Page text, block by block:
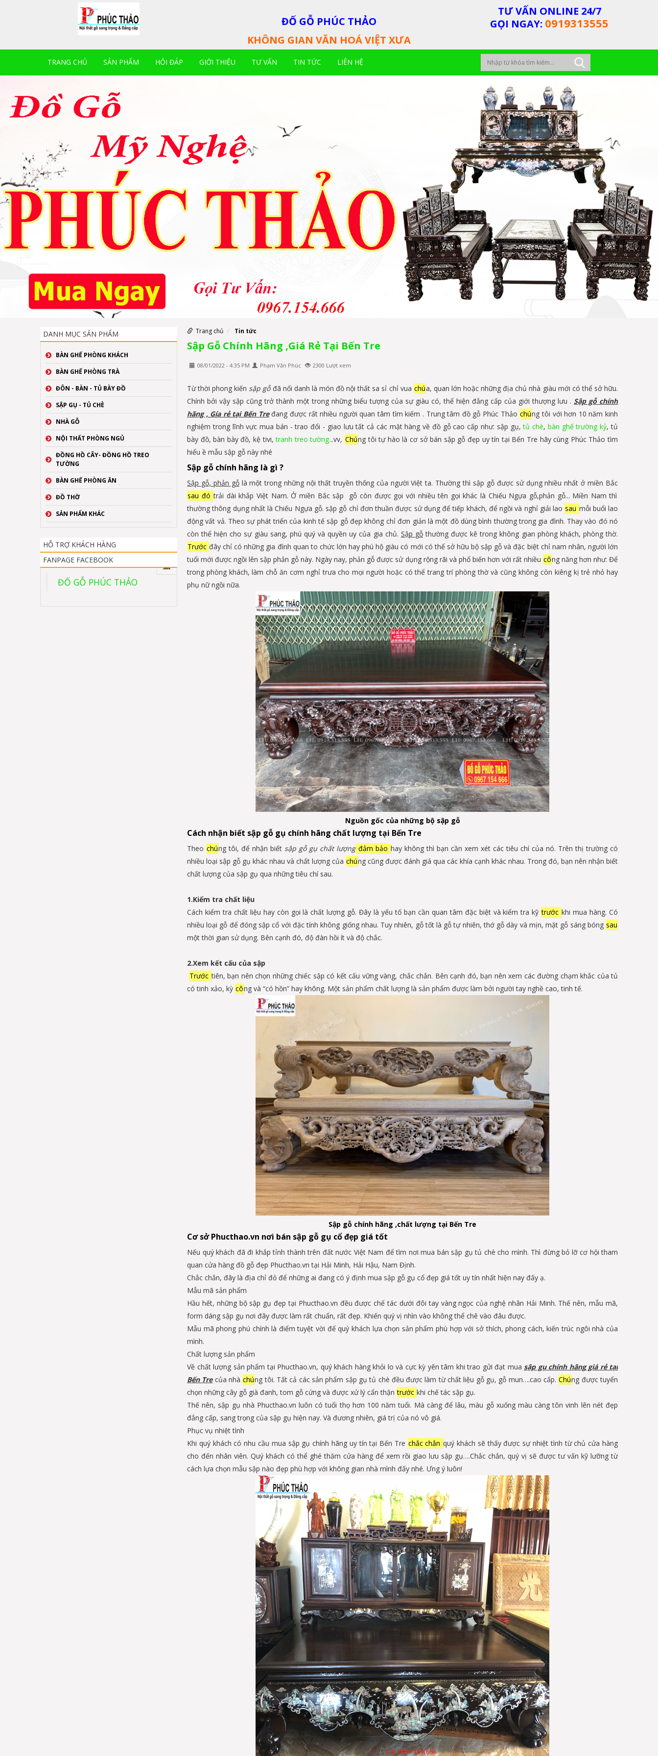
ĐỐ GỖ PHÚC THẢO
KHÔNG GIAN VĂN HOÁ VIỆT XƯA
TƯ VẤN ONLINE 24/7
GỌI NGAY: 0919313555
TRANG CHỦ SẢN PHẨM HỎI ĐÁP GIỚI THIỆU TƯ VẤN TIN TỨC LIÊN HỆ
DANH MỤC SẢN PHẨM
BÀN GHẾ PHÒNG KHÁCH
BÀN GHẾ PHÒNG TRÀ
ĐÔN - BÀN - TỦ BÀY ĐỒ
SẬP GỤ - TỦ CHÈ
NHÀ GỖ
NỘI THẤT PHÒNG NGỦ
ĐỒNG HỒ CÂY- ĐỒNG HỒ TREO
TƯỜNG
BÀN GHẾ PHÒNG ĂN
ĐỒ THỜ
SẢN PHẨM KHÁC
HỖ TRỢ KHÁCH HÀNG
FANPAGE FACEBOOK
ĐỐ GỖ PHÚC THẢO
Trang chủ Tin tức
Sập Gỗ Chính Hãng ,Giá Rẻ Tại Bến Tre
08/01/2022 - 4:35 PM Phạm Văn Phúc 2300 Lượt xem
Từ thời phong kiến sập gỗđã nổi danh là món đồ nội thất sa sỉ chỉ vua chúa, quan lớn hoặc những địa chủ nhà giàu mới có thể sở hữu.
Chính bởi vậy sập cũng trở thành một trong những biểu tượng của sự giàu có, thể hiện đẳng cấp của giới thượng lưu . Sập gỗ chính
hãng , Gía rẻ tại Bến Tređang được rất nhiều người quan tâm tìm kiếm . Trung tâm đồ gỗ Phúc Thảo chúng tôi với hơn 10 năm kinh
nghiệm trong lĩnh vực mua bán - trao đổi - giao lưu tất cả các mặt hàng về đồ gỗ cao cấp như: sập gụ,tủ chè, bàn ghế trường kỷ, tủ
bày đồ, bàn bày đồ, kệ tivi,tranh treo tường...vv, Chúng tôi tự hào là cơ sở bán sập gỗ đẹp uy tín tại Bến Tre hãy cùng Phúc Thảo tìm
hiểu ề mẫu sập gỗ này nhé
Sập gỗ chính hãng là gì ?
Sập gỗ, phản gỗlà một trong những nội thất truyền thống của người Việt ta. Thường thì sập gỗ được sử dụng nhiều nhất ở miền Bắc
sau đótrải dài khắp Việt Nam. Ở miền Bắc sập gỗ còn được gọi với nhiều tên gọi khác là Chiếu Ngựa gỗ,phản gỗ... Miền Nam thì
thường thông dụng nhất là Chiếu Ngựa gỗ. sập gỗ chỉ đơn thuần được sử dụng để tiếp khách, để ngồi và nghỉ giải lao sau mỗi buổi lao
động vất vả. Theo sự phát triển của kinh tế sập gỗ đẹp không chỉ đơn giản là một đồ dùng bình thường trong gia đình. Thay vào đó nó
còn thể hiện cho sự giàu sang, phú quý và quyền uy của gia chủ. Sập gỗthường được kê trong không gian phòng khách, phòng thờ.
Trước đây chỉ có những gia đình quan to chức lớn hay phú hộ giàu có mới có thể sở hữu bộ sập gỗ và đặc biệt chỉ nam nhân, người lớn
tuổi mới được ngồi lên sập phản gỗ này. Ngày nay, phản gỗ được sử dụng rộng rãi và phổ biến hơn với rất nhiều công năng hơn như: Để
trong phòng khách, làm chỗ ăn cơm nghỉ trưa cho mọi người hoặc có thể trang trí phòng thờ và cũng không còn kiêng kị trẻ nhỏ hay
phụ nữ ngồi nữa.
Nguồn gốc của những bộ sập gỗ
Cách nhận biết sập gỗ gụ chính hãng chất lượng tại Bến Tre
Theo chúng tôi, để nhận biết sập gỗ gụ chất lượng đảm bảo hay không thì bạn cần xem xét các tiêu chí của nó. Trên thị trường có
nhiều loại sập gỗ gụ khác nhau và chất lượng của chúng cũng được đánh giá qua các khía cạnh khác nhau. Trong đó, bạn nên nhận biết
chất lượng của sập gụ qua những tiêu chí sau.
1.Kiểm tra chất liệu
Cách kiểm tra chất liệu hay còn gọi là chất lượng gỗ. Đây là yếu tố bạn cần quan tâm đặc biệt và kiểm tra kỹtrước khi mua hàng. Có
nhiều loại gỗ để đóng sập cổ với đặc tính không giống nhau. Tuy nhiên, gỗ tốt là gỗ tự nhiên, thớ gỗ dày và mịn, mặt gỗ sáng bóng sau
một thời gian sử dụng. Bên cạnh đó, độ đàn hồi ít và độ chắc.
2.Xem kết cấu của sập
Trước tiên, bạn nên chọn những chiếc sập có kết cấu vững vàng, chắc chắn. Bên cạnh đó, bạn nên xem các đường chạm khắc của tủ
có tinh xảo, kỳ công và “có hồn” hay không. Một sản phẩm chất lượng là sản phẩm được làm bởi người tay nghề cao, tinh tế.
Sập gỗ chính hãng ,chất lượng tại Bến Tre
Cơ sở Phucthao.vn nơi bán sập gỗ gụ cổ đẹp giá tốt
Nếu quý khách đã đi khắp tỉnh thành trên đất nước Việt Nam để tìm nơi mua bán sập gụ tủ chè cho mình. Thì đừng bỏ lỡ cơ hội tham
quan cửa hàng đồ gỗ đẹp Phucthao.vn tại Hải Minh, Hải Hậu, Nam Định.
Chắc chắn, đây là địa chỉ đỏ để những ai đang có ý định mua sập gỗ gụ cổ đẹp giá tốt uy tín nhất hiện nay đấy ạ.
Mẫu mã sản phẩm
Hầu hết, những bộ sập gụ đẹp tại Phucthao.vn đều được chế tác dưới đôi tay vàng ngọc của nghệ nhân Hải Minh. Thế nên, mẫu mã,
form dáng sập gụ nơi đây được làm rất chuẩn, rất đẹp. Khiến quý vị nhìn vào không thể chê vào đâu được.
Mẫu mã phong phú chính là điểm tuyệt vời để quý khách lựa chọn sản phẩm phù hợp với sở thích, phong cách, kiến trúc ngôi nhà của
mình.
Chất lượng sản phẩm
Về chất lượng sản phẩm tại Phucthao.vn, quý khách hàng khỏi lo và cực kỳ yên tâm khi trao gửi đạt mua sập gụ chính hãng giá rẻ tại
Bến Trecủa nhà chúng tôi. Tất cả các sản phẩm sập gụ tủ chè đều được làm từ chất liệu gỗ gụ, gỗ mun….cao cấp. Chúng được tuyển
chọn những cây gỗ già đanh, tom gỗ cứng và được xử lý cẩn thận trước khi chế tác sập gụ.
Thế nên, sập gụ nhà Phucthao.vn luôn có tuổi thọ hơn 100 năm tuổi. Mà càng để lâu, màu gỗ xuống màu càng tôn vinh lên nét đẹp
đẳng cấp, sang trọng của sập gụ hiện nay. Và đương nhiên, giá trị của nó vô giá.
Phục vụ nhiệt tình
Khi quý khách có nhu cầu mua sập gụ chính hãng uy tín tại Bến Tre chắc chắn quý khách sẽ thấy được sự nhiệt tình từ chủ cửa hàng
cho đến nhân viên. Quý khách có thể ghé thăm cửa hàng để xem rồi giao lưu sập gụ….Chắc chắn, quý vị sẽ được tư vấn kỹ lưỡng từ
cách lựa chọn mẫu sập nào đẹp phù hợp với không gian nhà mình đấy nhé. Ưng ý luôn!